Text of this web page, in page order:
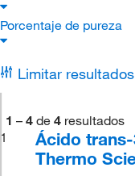
Porcentaje de pureza
Limitar resultados
1 – 4 de 4 resultados
1
Ácido
Thermo